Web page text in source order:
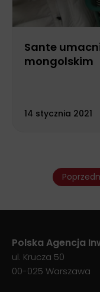
Sante
mongolskim
14 stycznia 2021
Polska Agencja
ul. Krucza 50
00-025 Warszawa